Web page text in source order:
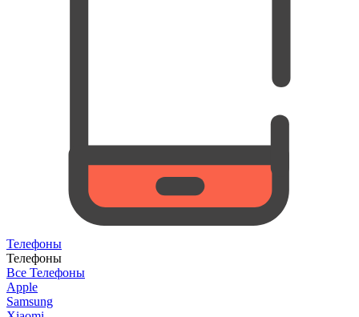
Телефоны
Телефоны
Все Телефоны
Apple
Samsung